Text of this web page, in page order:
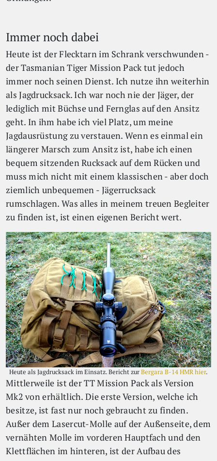
Immer noch dabei
Heute ist der Flecktarn im Schrank verschwunden -
der Tasmanian Tiger Mission Pack tut jedoch
immer noch seinen Dienst. Ich nutze ihn weiterhin
als Jagdrucksack. Ich war noch nie der Jäger, der
lediglich mit Büchse und Fernglas auf den Ansitz
geht. In ihm habe ich viel Platz, um meine
Jagdausrüstung zu verstauen. Wenn es einmal ein
längerer Marsch zum Ansitz ist, habe ich einen
bequem sitzenden Rucksack auf dem Rücken und
muss mich nicht mit einem klassischen - aber doch
ziemlich unbequemen - Jägerrucksack
rumschlagen. Was alles in meinem treuen Begleiter
zu finden ist, ist einen eigenen Bericht wert.
Heute als Jagdrucksack im Einsatz. Bericht zurBergara B-14 HMR hier.
Mittlerweile ist der TT Mission Pack als Version
Mk2 von erhältlich. Die erste Version, welche ich
besitze, ist fast nur noch gebraucht zu finden.
Außer dem Lasercut-Molle auf der Außenseite, dem
vernähten Molle im vorderen Hauptfach und den
Klettflächen im hinteren, ist der Aufbau des